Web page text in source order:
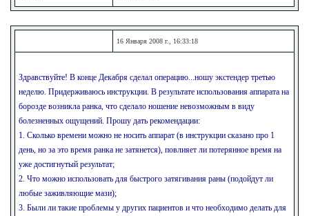
16 Января 2008 г., 16:33:18
Здравствуйте! В конце Декабря сделал операцию...ношу экстендер третью
неделю. Придерживаюсь инструкции. В результате использования аппарата на
борозде возникла ранка, что сделало ношение невозможным в виду
болезненных ощущений. Прошу дать рекомендации:
1. Сколько времени можно не носить аппарат (в инструкции сказано про 1
день, но за это время ранка не затянется), повлияет ли потерянное время на
уже достигнутый результат;
2. Что можно использовать для быстрого затягивания раны (подойдут ли
любые заживляющие мази);
3. Были ли такие проблемы у других пациентов и что необходимо делать для